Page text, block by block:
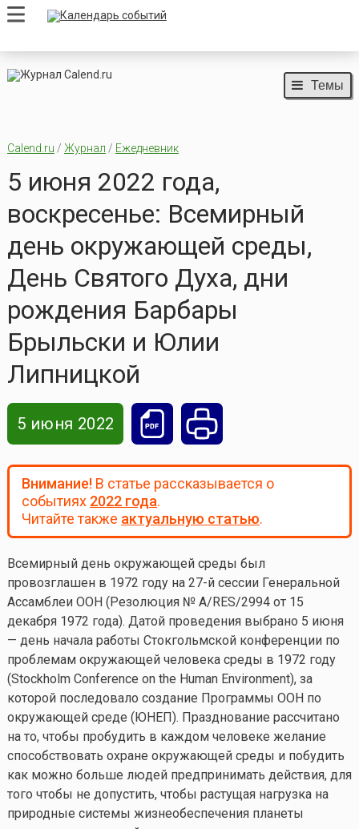
Темы
Calend.ru / Журнал / Ежедневник
5 июня 2022 года,
воскресенье: Всемирный
день окружающей среды,
День Святого Духа, дни
рождения Барбары
Брыльски и Юлии
Липницкой
5 июня 2022
Внимание!В статье рассказывается о
событиях 2022 года.
Читайте также актуальную статью.
Всемирный день окружающей среды был
провозглашен в 1972 году на 27-й сессии Генеральной
Ассамблеи ООН (Резолюция № A/RES/2994 от 15
декабря 1972 года). Датой проведения выбрано 5 июня
— день начала работы Стокгольмской конференции по
проблемам окружающей человека среды в 1972 году
(Stockholm Conference on the Human Environment), за
которой последовало создание Программы ООН по
окружающей среде (ЮНЕП). Празднование рассчитано
на то, чтобы пробудить в каждом человеке желание
способствовать охране окружающей среды и побудить
как можно больше людей предпринимать действия, для
того чтобы не допустить, чтобы растущая нагрузка на
природные системы жизнеобеспечения планеты